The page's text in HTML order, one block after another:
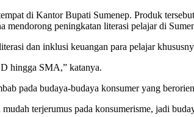
di Kantor Bupati Sumenep. Produk
peningkatan literasi pelajar di
dan inklusi keuangan para pelajar
hingga SMA,” katanya.
pada budaya-budaya konsumer yang
terjerumus pada konsumerisme, jadi